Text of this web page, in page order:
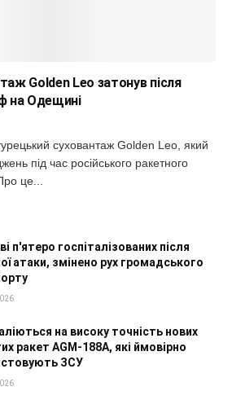
Golden Leo затонув після
на Одещині
суховантаж Golden Leo, який
під час російського ракетного
це...
п'ятеро госпіталізованих після
атаки, змінено рух громадського
на високу точність нових
ракет AGM-188A, які ймовірно
ЗСУ